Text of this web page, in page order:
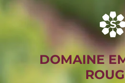
DOMAINE